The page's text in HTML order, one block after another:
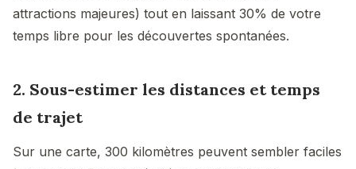
attractions majeures) tout en laissant 30% de votre
temps libre pour les découvertes spontanées.
2. Sous-estimer les distances et temps
de trajet
Sur une carte, 300 kilomètres peuvent sembler faciles